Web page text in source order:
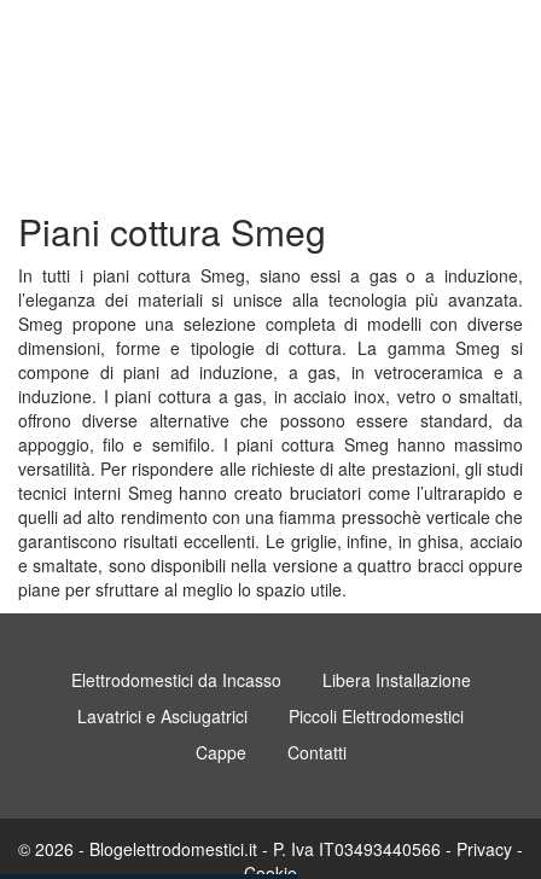
Piani cottura Smeg
In tutti i piani cottura Smeg, siano essi a gas o a induzione,
l’eleganza dei materiali si unisce alla tecnologia più avanzata.
Smeg propone una selezione completa di modelli con diverse
dimensioni, forme e tipologie di cottura. La gamma Smeg si
compone di piani ad induzione, a gas, in vetroceramica e a
induzione. I piani cottura a gas, in acciaio inox, vetro o smaltati,
offrono diverse alternative che possono essere standard, da
appoggio, filo e semifilo. I piani cottura Smeg hanno massimo
versatilità. Per rispondere alle richieste di alte prestazioni, gli studi
tecnici interni Smeg hanno creato bruciatori come l’ultrarapido e
quelli ad alto rendimento con una fiamma pressochè verticale che
garantiscono risultati eccellenti. Le griglie, infine, in ghisa, acciaio
e smaltate, sono disponibili nella versione a quattro bracci oppure
piane per sfruttare al meglio lo spazio utile.
Elettrodomestici da Incasso
Libera Installazione
Lavatrici e Asciugatrici
Piccoli Elettrodomestici
Cappe
Contatti
© 2026 - Blogelettrodomestici.it - P. Iva IT03493440566 - Privacy -
Cookie